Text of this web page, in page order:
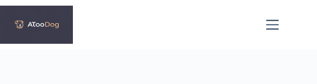
Passer
contenu